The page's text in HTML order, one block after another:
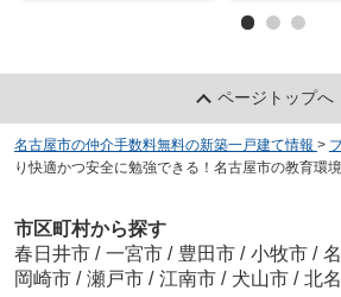
ページトップへ
名古屋市の仲介手数料無料の新築一戸建て情報 >
り快適かつ安全に勉強できる！名古屋市の教育環
市区町村から探す
春日井市 / 一宮市 / 豊田市 / 小牧市 /
岡崎市 / 瀬戸市 / 江南市 / 犬山市 / 北